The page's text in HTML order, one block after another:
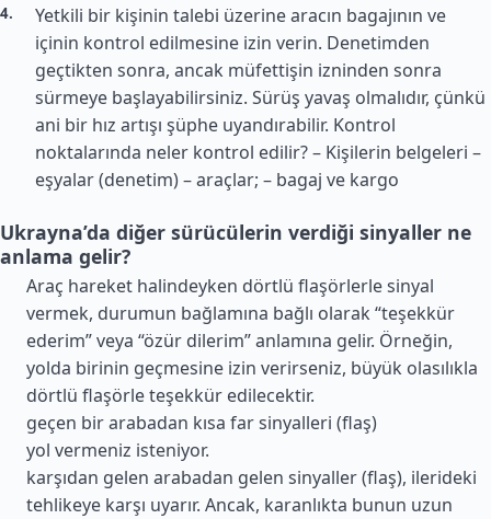
Yetkili bir kişinin talebi üzerine aracın bagajının ve
içinin kontrol edilmesine izin verin. Denetimden
geçtikten sonra, ancak müfettişin izninden sonra
sürmeye başlayabilirsiniz. Sürüş yavaş olmalıdır, çünkü
ani bir hız artışı şüphe uyandırabilir. Kontrol
noktalarında neler kontrol edilir? – Kişilerin belgeleri –
eşyalar (denetim) – araçlar; – bagaj ve kargo
Ukrayna’da diğer sürücülerin verdiği sinyaller ne
anlama gelir?
Araç hareket halindeyken dörtlü flaşörlerle sinyal
vermek, durumun bağlamına bağlı olarak “teşekkür
ederim” veya “özür dilerim” anlamına gelir. Örneğin,
yolda birinin geçmesine izin verirseniz, büyük olasılıkla
dörtlü flaşörle teşekkür edilecektir.
geçen bir arabadan kısa far sinyalleri (flaş)
yol vermeniz isteniyor.
karşıdan gelen arabadan gelen sinyaller (flaş), ilerideki
tehlikeye karşı uyarır. Ancak, karanlıkta bunun uzun